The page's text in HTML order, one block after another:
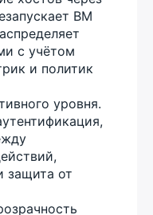
ВМ
с учётом
и политик
уровня.
защита от